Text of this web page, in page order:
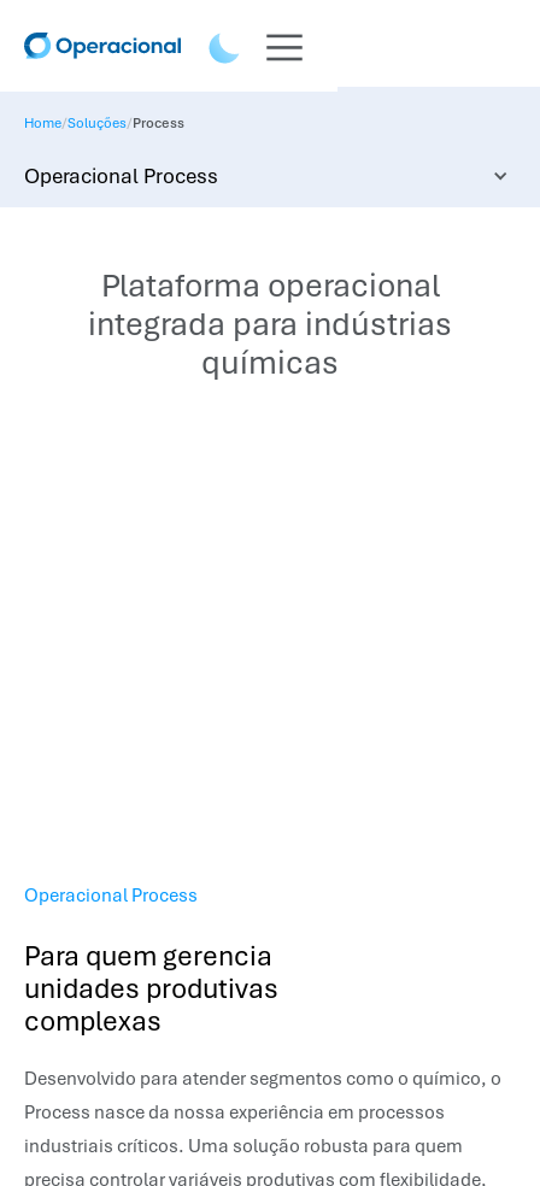
Home/Soluções/Process
Operacional Process
Plataforma operacional
integrada para indústrias
químicas
Operacional Process
Para quem gerencia
unidades produtivas
complexas
Desenvolvido para atender segmentos como o químico, o
Process nasce da nossa experiência em processos
industriais críticos. Uma solução robusta para quem
precisa controlar variáveis produtivas com flexibilidade,